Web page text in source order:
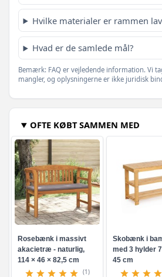
Hvilke materialer er rammen
Hvad er de samlede mål?
Bemærk: FAQ er vejledende information. Vi
mangler, og oplysningerne er ikke juridisk
OFTE KØBT SAMMEN MED
Rosebænk i massivt
akacietræ - naturlig,
114 × 46 × 82,5 cm
(1)
Skobænk i
med 3 hylder
45 cm